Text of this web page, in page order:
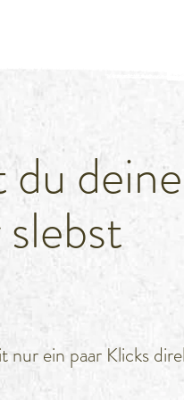
deine
nur ein paar Klicks